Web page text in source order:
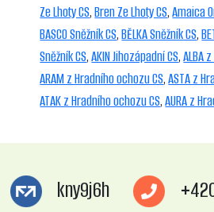
Ze Lhoty CS,Bren Ze Lhoty CS,Amaica
BASCO Sněžník CS,BĚLKA Sněžník CS,
Sněžník CS,AKIN Jihozápadní CS,ALBA
ARAM z Hradního ochozu CS,ASTA z
ATAK z Hradního ochozu CS,AURA z
kny9j6h